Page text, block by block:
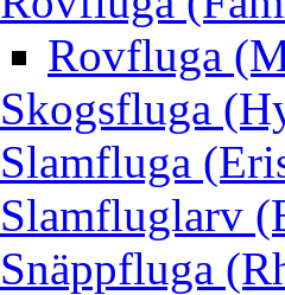
Rovfluga
Skogsfluga
Slamfluga
Slamfluglarv
Snäppfluga